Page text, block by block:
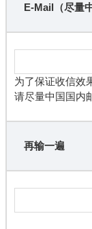
E-Mail（尽量
为了保证收信效
请尽量中国国内
再输一遍